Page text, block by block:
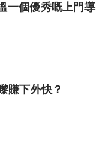
一個優秀嘅上門導
賺下外快？